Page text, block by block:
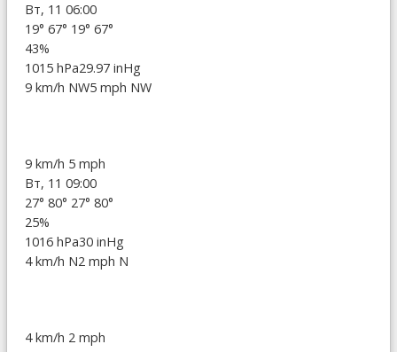
Вт, 11 06:00
19° 67° 19° 67°
43%
1015 hPa29.97 inHg
9 km/h NW5 mph NW
9 km/h 5 mph
Вт, 11 09:00
27° 80° 27° 80°
25%
1016 hPa30 inHg
4 km/h N2 mph N
4 km/h 2 mph